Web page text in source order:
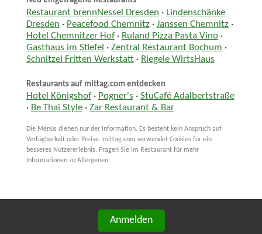
Restaurant brennNessel Dresden · Lindenschänke
Dresden · Peacefood Chemnitz· Janssen Chemnitz·
Hotel Chemnitzer Hof· Ruland Pizza Pasta Vino·
Gasthaus im Stiefel · Zentral Restaurant Bochum ·
Schnitzel Fritten Werkstatt· Riegele WirtsHaus
Restaurants auf mittag.com entdecken
Hotel Königshof· Pogner's · StuCafé Adalbertstraße
· Be Thai Style· Zar Restaurant & Bar
Die Menüs dienen nur der Information. Es besteht kein Anspruch auf
Verfügbarkeit oder Preise. mittag.com verwendet Cookies für ein
besseres Nutzererlebnis. Fragen Sie im Restaurant für mehr
Informationen zu Allergenen.
Anmelden